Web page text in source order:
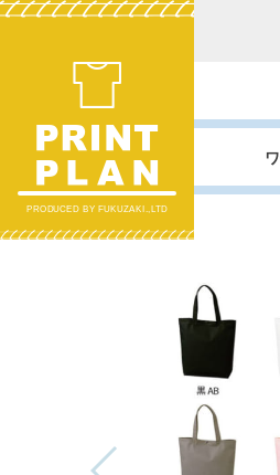
PRODUCED BY FUKUZAKI.,LTD